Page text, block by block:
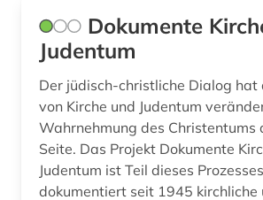
Dokumente
Judentum
Der jüdisch-christliche Dialog hat
von Kirche und Judentum
Wahrnehmung des Christentums
Seite. Das Projekt Dokumente
Judentum ist Teil dieses
dokumentiert seit 1945 kirchliche